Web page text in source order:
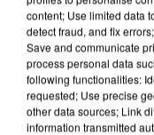
content; Use limited data
detect fraud, and fix
Save and communicate
process personal data
following functionalities:
requested; Use precise
other data sources; Link
information transmitted